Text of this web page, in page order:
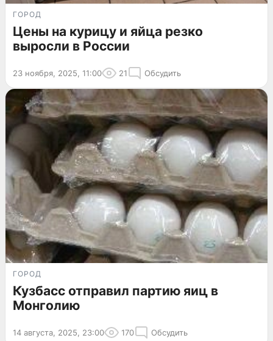
ГОРОД
Цены на курицу и яйца резко
выросли в России
23 ноября, 2025, 11:00 21 Обсудить
ГОРОД
Кузбасс отправил партию яиц в
Монголию
14 августа, 2025, 23:00 170 Обсудить